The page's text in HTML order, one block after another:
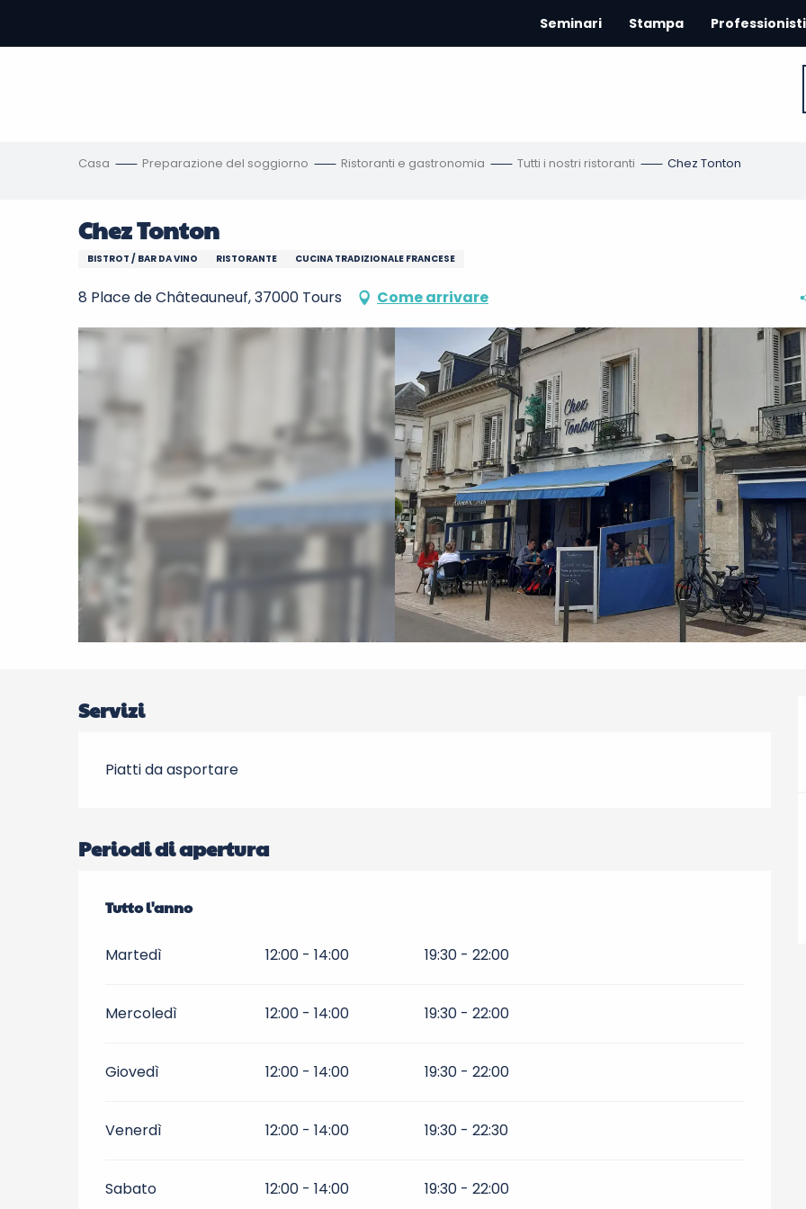
contenu
Seminari Stampa
Casa Preparazione del soggiorno Ristoranti e gastronomia Tutti i nostri ristoranti Chez Tonton
Chez Tonton
BISTROT / BAR DA VINO RISTORANTE CUCINA TRADIZIONALE FRANCESE
8 Place de Châteauneuf, 37000 Tours Come arrivare
Servizi
Piatti da asportare
Periodi di apertura
Tutto l'anno
Tutto l'anno
Martedì 12:00 - 14:00 19:30 - 22:00
Mercoledì 12:00 - 14:00 19:30 - 22:00
Giovedì 12:00 - 14:00 19:30 - 22:00
Venerdì 12:00 - 14:00 19:30 - 22:30
Sabato 12:00 - 14:00 19:30 - 22:00